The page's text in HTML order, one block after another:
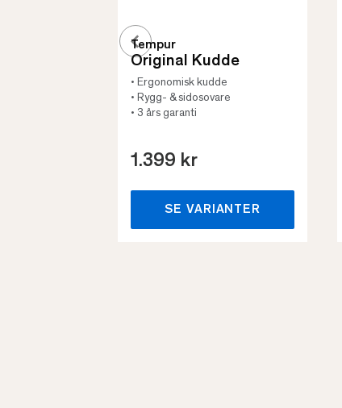
Tempur
Original Kudde
• Ergonomisk kudde
• Rygg- & sidosovare
• 3 års garanti
1.399 kr
SE VARIANTER